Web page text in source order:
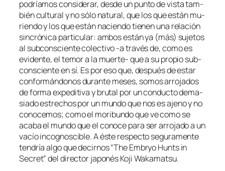
po­dría­mos con­si­de­rar, des­de un pun­to de vis­ta tam­
bién cul­tu­ral y no só­lo na­tu­ral, que los que es­tán mu­
rien­do y los que es­tán na­cien­do tie­nen una re­la­ción
sin­cró­ni­ca par­ti­cu­lar: am­bos es­tán ya (más) su­je­tos
al sub­cons­cien­te co­lec­ti­vo ‑a tra­vés de, co­mo es
evi­den­te, el te­mor a la muerte- que a su pro­pio sub­
cons­cien­te en sí. Es por eso que, des­pués de es­tar
con­for­mán­do­nos du­ran­te me­ses, so­mos arro­ja­dos
de for­ma ex­pe­di­ti­va y bru­tal por un con­duc­to de­ma­
sia­do es­tre­chos por un mun­do que nos es ajeno yno
co­no­ce­mos; co­mo el mo­ri­bun­do que ve co­mo se
aca­ba el mun­do que el co­no­ce pa­ra ser arro­ja­do a un
va­cío in­cog­nos­ci­ble. A és­te res­pec­to se­gu­ra­men­te
ten­dría al­go que de­cir­nos “The Embryo Hunts in
Secret” del di­rec­tor ja­po­nés Koji Wakamatsu.